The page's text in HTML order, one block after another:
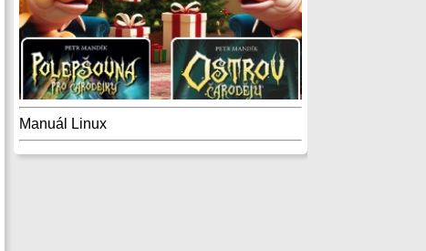
Manuál Linux